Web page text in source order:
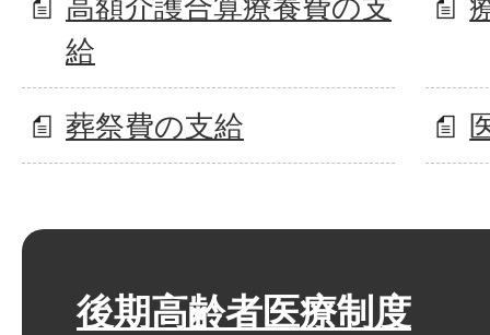
給
葬祭費の支給
後期高齢者医療制度